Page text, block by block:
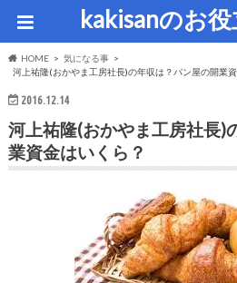
kakisanのお
HOME
気になる事
河上祐隆(おかやま工房社長)の年収は？パン屋の開業
2016.12.14
河上祐隆(おかやま工房社長)
業資金はいくら？